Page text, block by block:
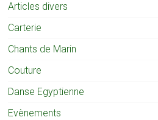
Articles divers
Carterie
Chants de Marin
Couture
Danse Egyptienne
Evènements